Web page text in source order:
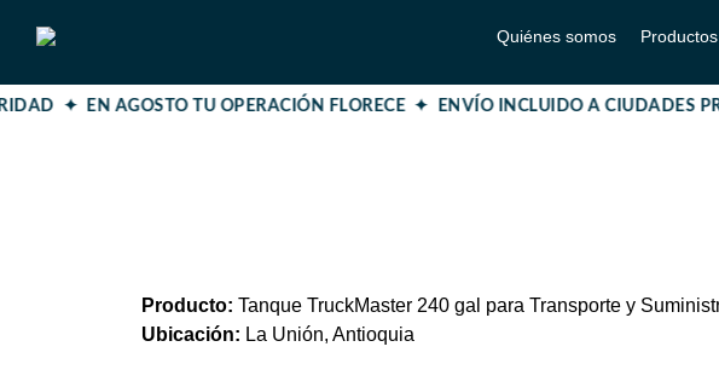
Quiénes somos Productos
✦ EN AGOSTO TU OPERACIÓN FLORECE ✦ ENVÍO INCLUIDO A CIUDADES
Producto: Tanque TruckMaster 240 gal para Transporte y
Ubicación: La Unión, Antioquia